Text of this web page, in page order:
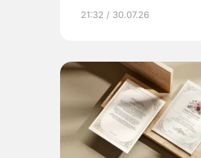
21:32 / 30.07.26